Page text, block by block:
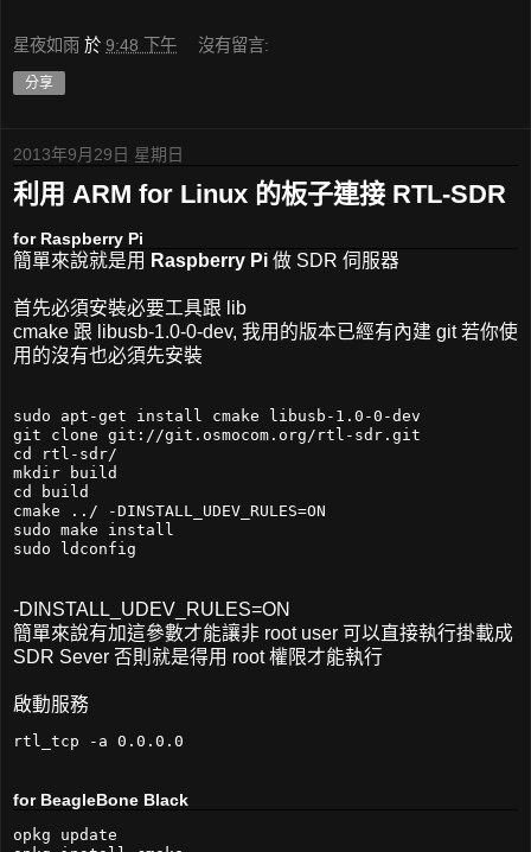
星夜如雨 於 9:48 下午 沒有留言:
分享
2013年9月29日 星期日
利用 ARM for Linux 的板子連接 RTL-SDR
for Raspberry Pi
簡單來說就是用 Raspberry Pi 做 SDR 伺服器
首先必須安裝必要工具跟 lib
cmake 跟 libusb-1.0-0-dev, 我用的版本已經有內建 git 若你使
用的沒有也必須先安裝
sudo apt-get install cmake libusb-1.0-0-dev
git clone git://git.osmocom.org/rtl-sdr.git
cd rtl-sdr/
mkdir build
cd build
cmake ../ -DINSTALL_UDEV_RULES=ON
sudo make install
sudo ldconfig
-DINSTALL_UDEV_RULES=ON
簡單來說有加這參數才能讓非 root user 可以直接執行掛載成
SDR Sever 否則就是得用 root 權限才能執行
啟動服務
rtl_tcp -a 0.0.0.0
for BeagleBone Black
opkg update